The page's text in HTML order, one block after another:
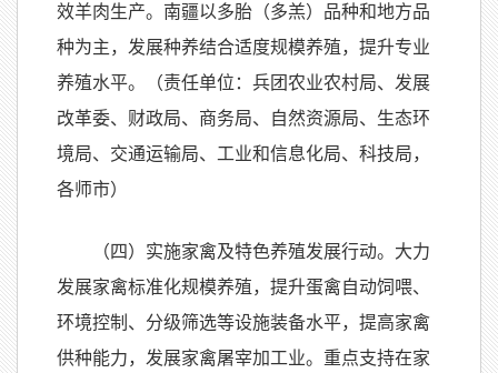
效羊肉生产。南疆以多胎（多羔）品种和地方品
种为主，发展种养结合适度规模养殖，提升专业
养殖水平。（责任单位：兵团农业农村局、发展
改革委、财政局、商务局、自然资源局、生态环
境局、交通运输局、工业和信息化局、科技局，
各师市）
（四）实施家禽及特色养殖发展行动。大力
发展家禽标准化规模养殖，提升蛋禽自动饲喂、
环境控制、分级筛选等设施装备水平，提高家禽
供种能力，发展家禽屠宰加工业。重点支持在家